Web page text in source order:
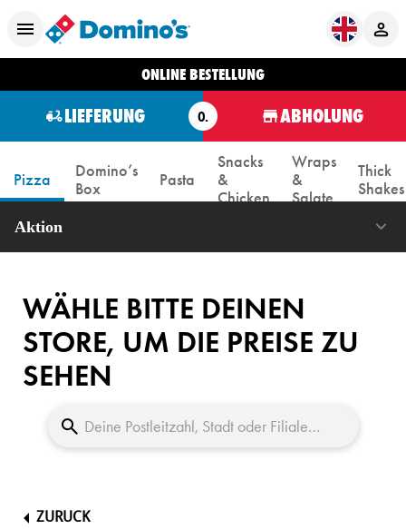
ONLINE BESTELLUNG
LIEFERUNG O. ABHOLUNG
Pizza
Aktion
Domino’s
Box
Pasta
Snacks
&
Chicken
Wraps
&
Salate
Thick
Shakes
WÄHLE BITTE DEINEN
STORE, UM DIE PREISE ZU
SEHEN
ZURUCK